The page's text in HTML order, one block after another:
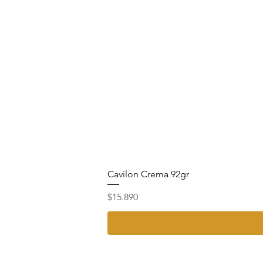
Cavilon Crema 92gr
Precio
$15.890